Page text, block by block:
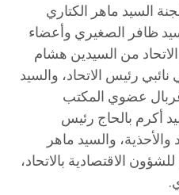
السيد ماهر الكتاري
ظافر الصغيري وأعضاء
من السيدين هشام
رئيس الاتحاد، والسيد
عضوي المكتب
أكرم بالحاج رئيس
والأحذية، والسيد ماهر
الاقتصادية بالاتحاد،